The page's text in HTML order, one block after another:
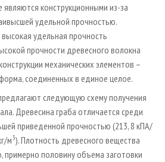
являются конструкционными из-за
удельной прочностью.
удельная прочность
прочности древесного волокна
механических элементов –
соединенных в единое целое.
следующую схему получения
Древесина граба отличается среди
приведенной прочностью (213, 8 кПА/
м3). Плотность древесного вещества
примерно половину объема заготовки